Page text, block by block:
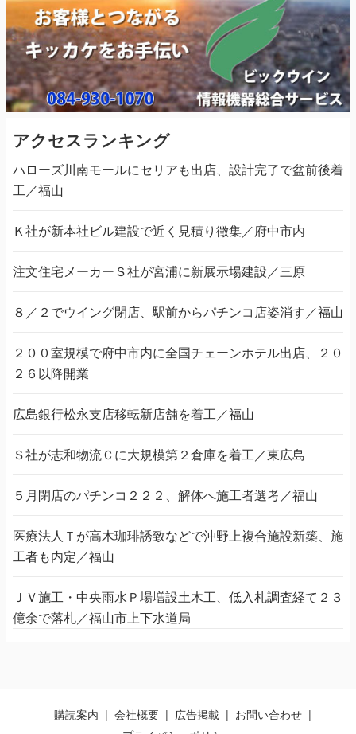
アクセスランキング
ハローズ川南モールにセリアも出店、設計完了で盆前後着
工／福山
Ｋ社が新本社ビル建設で近く見積り徴集／府中市内
注文住宅メーカーＳ社が宮浦に新展示場建設／三原
８／２でウイング閉店、駅前からパチンコ店姿消す／福山
２００室規模で府中市内に全国チェーンホテル出店、２０
２６以降開業
広島銀行松永支店移転新店舗を着工／福山
Ｓ社が志和物流Ｃに大規模第２倉庫を着工／東広島
５月閉店のパチンコ２２２、解体へ施工者選考／福山
医療法人Ｔが高木珈琲誘致などで沖野上複合施設新築、施
工者も内定／福山
ＪＶ施工・中央雨水Ｐ場増設土木工、低入札調査経て２３
億余で落札／福山市上下水道局
購読案内 会社概要 広告掲載
お問い合わせ